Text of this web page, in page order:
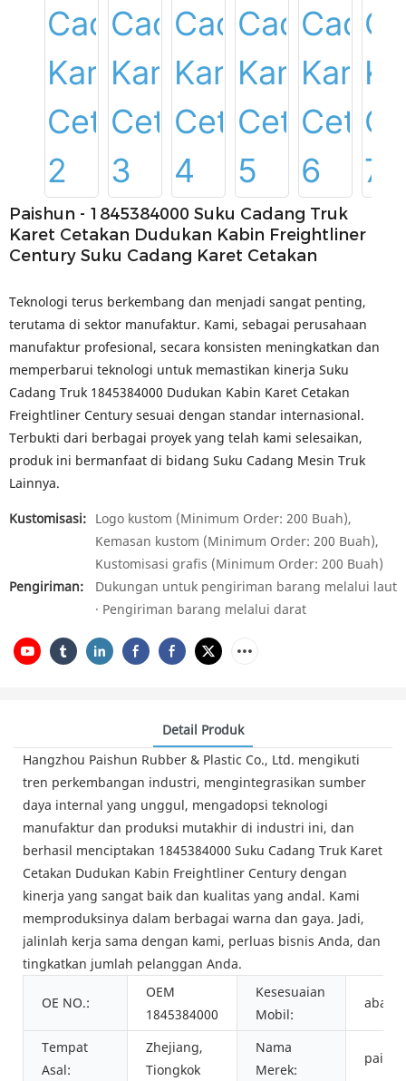
Paishun - 1845384000 Suku Cadang Truk
Karet Cetakan Dudukan Kabin Freightliner
Century Suku Cadang Karet Cetakan
Teknologi terus berkembang dan menjadi sangat penting,
terutama di sektor manufaktur. Kami, sebagai perusahaan
manufaktur profesional, secara konsisten meningkatkan dan
memperbarui teknologi untuk memastikan kinerja Suku
Cadang Truk 1845384000 Dudukan Kabin Karet Cetakan
Freightliner Century sesuai dengan standar internasional.
Terbukti dari berbagai proyek yang telah kami selesaikan,
produk ini bermanfaat di bidang Suku Cadang Mesin Truk
Lainnya.
Kustomisasi: Logo kustom (Minimum Order: 200 Buah),
Kemasan kustom (Minimum Order: 200 Buah),
Kustomisasi grafis (Minimum Order: 200 Buah)
Pengiriman:
Dukungan untuk pengiriman barang melalui laut
· Pengiriman barang melalui darat
Detail Produk
Hangzhou Paishun Rubber & Plastic Co., Ltd. mengikuti
tren perkembangan industri, mengintegrasikan sumber
daya internal yang unggul, mengadopsi teknologi
manufaktur dan produksi mutakhir di industri ini, dan
berhasil menciptakan 1845384000 Suku Cadang Truk Karet
Cetakan Dudukan Kabin Freightliner Century dengan
kinerja yang sangat baik dan kualitas yang andal. Kami
memproduksinya dalam berbagai warna dan gaya. Jadi,
jalinlah kerja sama dengan kami, perluas bisnis Anda, dan
tingkatkan jumlah pelanggan Anda.
OE NO.:
OEM
1845384000
Kesesuaian
Mobil:
abad
Tempat
Asal:
Zhejiang,
Tiongkok
Nama
Merek: